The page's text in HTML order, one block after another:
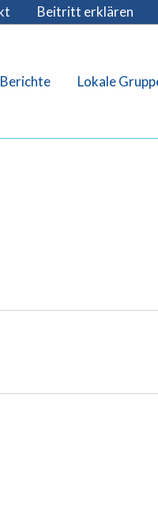
Beitritt erklären
Berichte Lokale